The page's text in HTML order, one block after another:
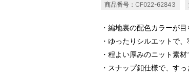
商品番号：CF022-62843
・編地裏の配色カラーが
・ゆったりシルエットで
・程よい厚みのニット素
・スナップ釦仕様で、す